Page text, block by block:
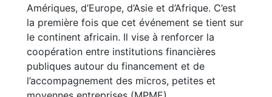
Amériques, d’Europe, d’Asie et d’Afrique. C’est
la première fois que cet événement se tient sur
le continent africain. Il vise à renforcer la
coopération entre institutions financières
publiques autour du financement et de
l’accompagnement des micros, petites et